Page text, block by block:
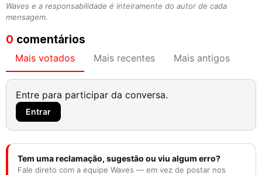
Waves e a responsabilidade é inteiramente do autor de cada
mensagem.
0 comentários
Mais votados Mais recentes Mais antigos
Entre para participar da conversa.
Entrar
Tem uma reclamação, sugestão ou viu algum erro?
Fale direto com a equipe Waves — em vez de postar nos